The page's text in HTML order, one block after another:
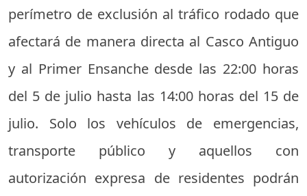
perímetro de exclusión al tráfico rodado que
afectará de manera directa al Casco Antiguo
y al Primer Ensanche desde las 22:00 horas
del 5 de julio hasta las 14:00 horas del 15 de
julio. Solo los vehículos de emergencias,
transporte público y aquellos con
autorización expresa de residentes podrán